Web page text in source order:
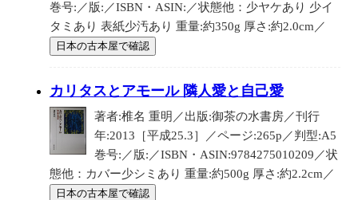
巻号:／版:／ISBN・ASIN:／状態他：少ヤケあり 少イ
タミあり 表紙少汚あり 重量:約350g 厚さ:約2.0cm／
日本の古本屋で確認
カリタスとアモール 隣人愛と自己愛
著者:椎名 重明／出版:御茶の水書房／刊行
年:2013［平成25.3］／ページ:265p／判型:A5
巻号:／版:／ISBN・ASIN:9784275010209／状
態他：カバー少シミあり 重量:約500g 厚さ:約2.2cm／
日本の古本屋で確認